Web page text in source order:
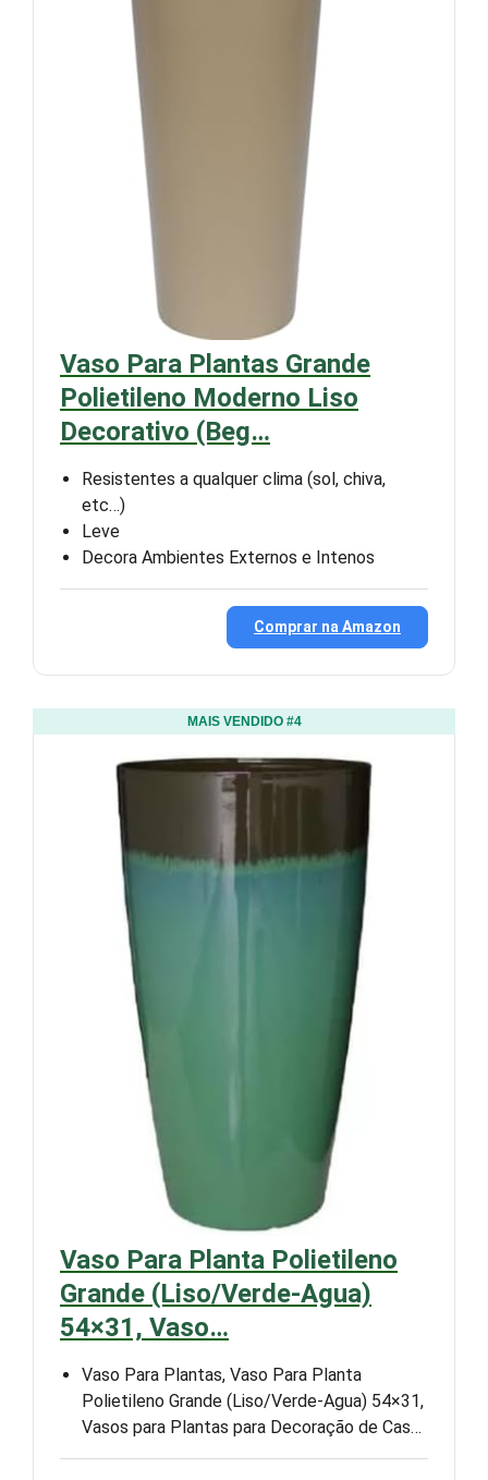
Vaso Para Plantas Grande
Polietileno Moderno Liso
Decorativo (Beg…
Resistentes a qualquer clima (sol, chiva,
etc…)
Leve
Decora Ambientes Externos e Intenos
Comprar na Amazon
MAIS VENDIDO #4
Vaso Para Planta Polietileno
Grande (Liso/Verde-Agua)
54×31, Vaso…
Vaso Para Plantas, Vaso Para Planta
Polietileno Grande (Liso/Verde-Agua) 54×31,
Vasos para Plantas para Decoração de Cas…